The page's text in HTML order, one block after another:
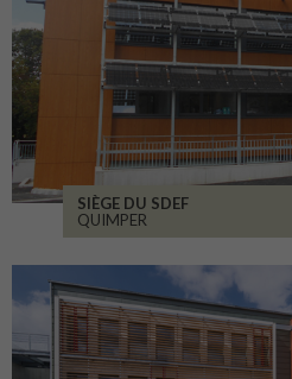
SIÈGE DU SDEF
QUIMPER